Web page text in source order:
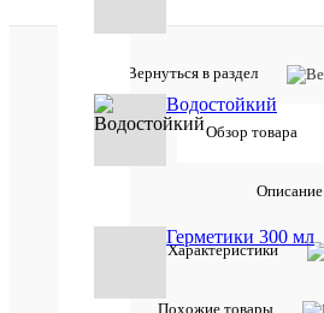
Водостойкий
Герметики 300 мл
Вернуться в раздел
Обзор товара
Описание
Характеристики
Похожие товары